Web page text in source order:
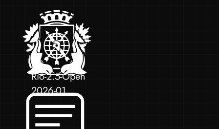
Rio-2.5-Open
2026-01